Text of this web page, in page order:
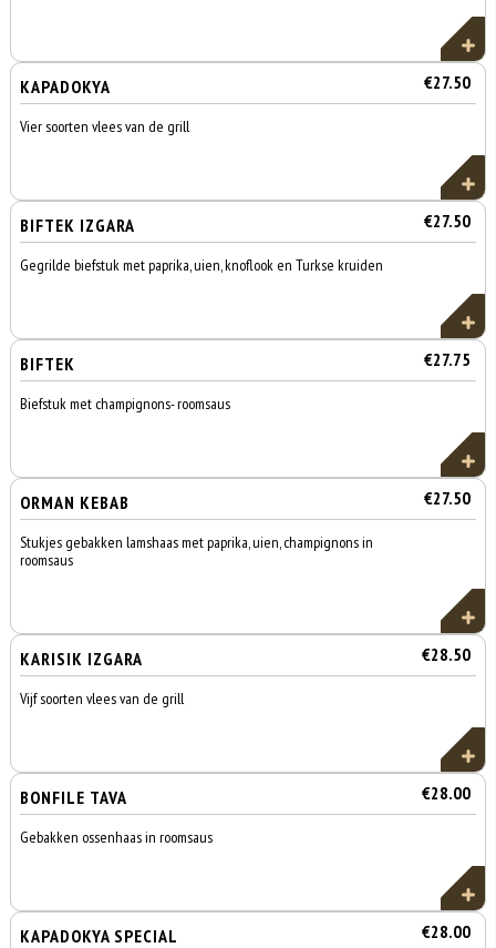
KAPADOKYA €27.50
Vier soorten vlees van de grill
BIFTEK IZGARA €27.50
Gegrilde biefstuk met paprika, uien, knoflook en Turkse kruiden
BIFTEK €27.75
Biefstuk met champignons- roomsaus
ORMAN KEBAB €27.50
Stukjes gebakken lamshaas met paprika, uien, champignons in
roomsaus
KARISIK IZGARA €28.50
Vijf soorten vlees van de grill
BONFILE TAVA €28.00
Gebakken ossenhaas in roomsaus
KAPADOKYA SPECIAL €28.00